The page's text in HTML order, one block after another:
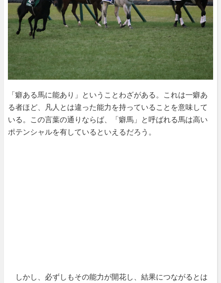
「癖ある馬に能あり」ということわざがある。これは一癖あ
る者ほど、凡人とは違った能力を持っていることを意味して
いる。この言葉の通りならば、「癖馬」と呼ばれる馬は高い
ポテンシャルを有しているといえるだろう。
しかし、必ずしもその能力が開花し、結果につながるとは